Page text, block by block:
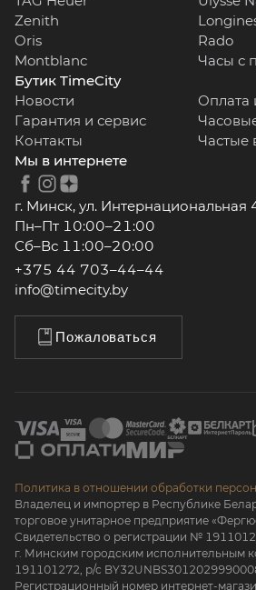
Zenith
Oris
Rado
Montblanc
Часы с
Бутик TimeCity
Новости
Оплата
Гарантия и сервис
Контакты
Частые
Мы в интернете
г. Минск, ул. Интернациональная
Пн–Пт 10:00–21:00
Сб–Вс 11:00–20:00
+375 44 703–44–44
info@timecity.by
Пожаловаться
Политика в отношении обработки
Владелец и импортер в Республике
торговое унитарное предприятие
Свидетельство о регистрации №
г. Минским городским исполнительным
191101272, р/с
Регистрационный номер интернет-